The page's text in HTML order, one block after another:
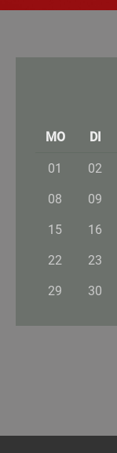
MO DI
01 02
08 09
15 16
22 23
29 30